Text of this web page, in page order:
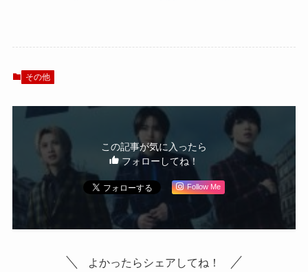
その他
この記事が気に入ったら
フォローしてね！
Follow Me
よかったらシェアしてね！